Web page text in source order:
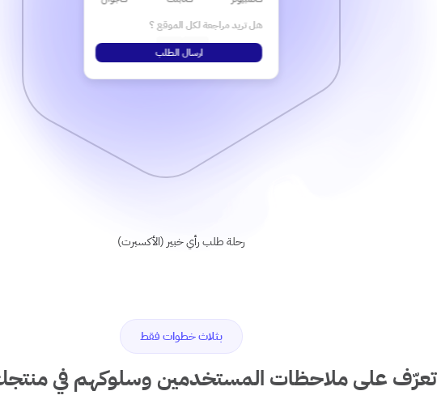
هل تريد مراجعة لكل الموقع ؟
نعم
لا
رحلة طلب رأي خبير (الأكسبرت)
بثلاث خطوات فقط
تعرّف على ملاحظات المستخدمين وسلوكهم في